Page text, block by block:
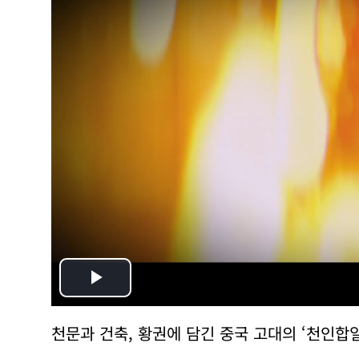
Play
Video
천문과 건축, 황권에 담긴 중국 고대의 ‘천인합